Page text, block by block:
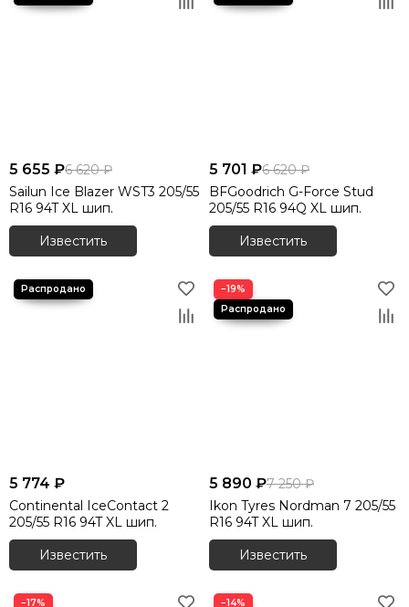
5 655 ₽6 620 ₽
Sailun Ice Blazer WST3 205/55
R16 94T XL шип.
Известить
5 701 ₽6 620 ₽
BFGoodrich G-Force Stud
205/55 R16 94Q XL шип.
Известить
5 774 ₽
Continental IceContact 2
205/55 R16 94T XL шип.
Известить
−19%
5 890 ₽7 250 ₽
Ikon Tyres Nordman 7 205/55
R16 94T XL шип.
Известить
−17% −14%